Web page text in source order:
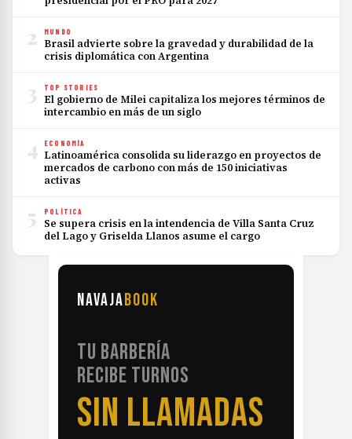
2 MUNDO
Brasil advierte sobre la gravedad y durabilidad de la
crisis diplomática con Argentina
3 TOP STORIES
El gobierno de Milei capitaliza los mejores términos de
intercambio en más de un siglo
4 ECONOMÍA
Latinoamérica consolida su liderazgo en proyectos de
mercados de carbono con más de 150 iniciativas
activas
5 POLÍTICA
Se supera crisis en la intendencia de Villa Santa Cruz
del Lago y Griselda Llanos asume el cargo
NAVAJABOOK
TU BARBERÍA
RECIBE TURNOS
SIN LLAMADAS